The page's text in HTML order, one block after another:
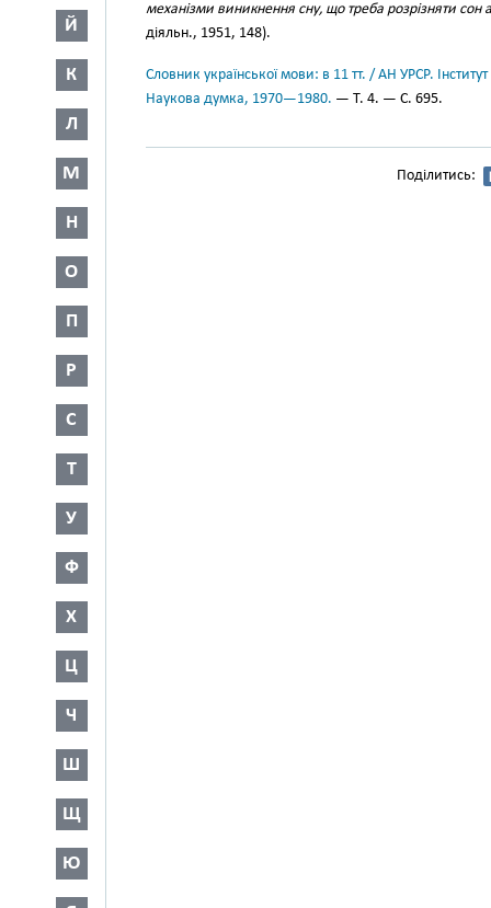
Й
К
Л
М
Н
О
П
Р
С
Т
У
Ф
Х
Ц
Ч
Ш
Щ
Ю
механізми виникнення сну, що треба розрізняти сон
діяльн., 1951, 148).
Словник української мови: в 11 тт. / АН УРСР.
Наукова думка, 1970—1980. — Т. 4. — С. 695.
Поділитись: